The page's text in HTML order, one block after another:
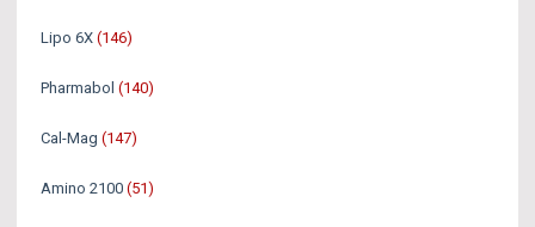
Lipo 6X (146)
Pharmabol (140)
Cal-Mag (147)
Amino 2100 (51)